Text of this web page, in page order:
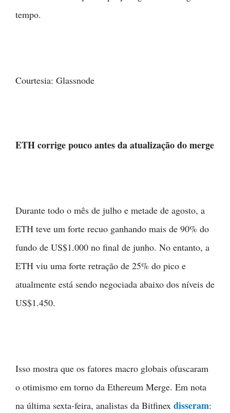
tempo.
Courtesia: Glassnode
ETH corrige pouco antes da atualização do merge
Durante todo o mês de julho e metade de agosto, a
ETH teve um forte recuo ganhando mais de 90% do
fundo de US$1.000 no final de junho. No entanto, a
ETH viu uma forte retração de 25% do pico e
atualmente está sendo negociada abaixo dos níveis de
US$1.450.
Isso mostra que os fatores macro globais ofuscaram
o otimismo em torno da Ethereum Merge. Em nota
na última sexta-feira, analistas da Bitfinex disseram: